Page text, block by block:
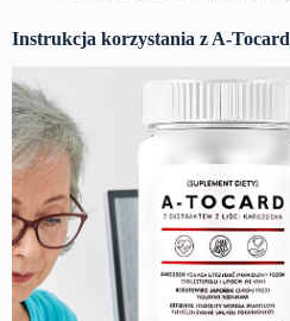
Instrukcja korzystania z A-Tocard